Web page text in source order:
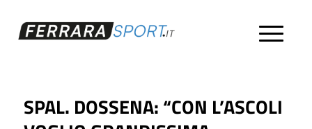
SPAL. DOSSENA: “CON L’ASCOLI